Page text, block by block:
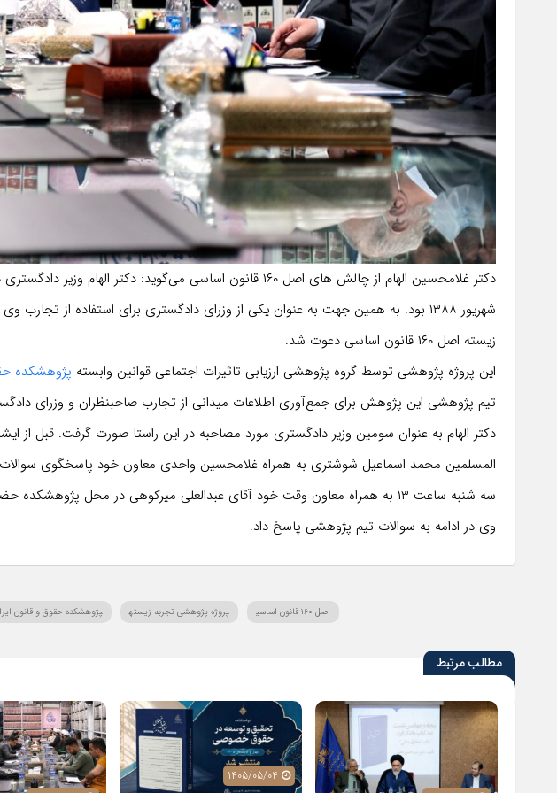
شهریور ۱۳۸۸ بود. به همین جهت به عنوان یکی از وزرای دادگستری برای استفاده از
زیسته اصل ۱۶۰ قانون اساسی دعوت شد.
این پروژه پژوهشی توسط گروه پژوهشی ارزیابی تاثیرات اجتماعی قوانین وابسته پژوهشکده
تیم پژوهشی این پژوهش برای جمع‌آوری اطلاعات میدانی از تجارب صاحبنظران و وزرای
دکتر الهام به عنوان سومین وزیر دادگستری مورد مصاحبه در این راستا صورت گرفت. قبل از
المسلمین محمد اسماعیل شوشتری به همراه غلامحسین واحدی معاون خود پاسخگوی سوالات
سه شنبه ساعت ۱۳ به همراه معاون وقت خود آقای عبدالعلی میرکوهی در محل
وی در ادامه به سوالات تیم پژوهشی پاسخ داد.
اصل ۱۶۰ قانون اساسی پروژه پژوهشی تجربه زیسته پژوهشکده حقوق و قانون
مطالب مرتبط